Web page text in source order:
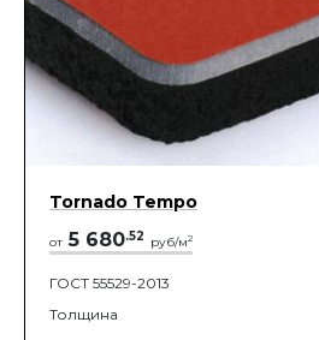
Tornado Tempo
от 5 680.52 руб/м2
ГОСТ 55529-2013
Толщина